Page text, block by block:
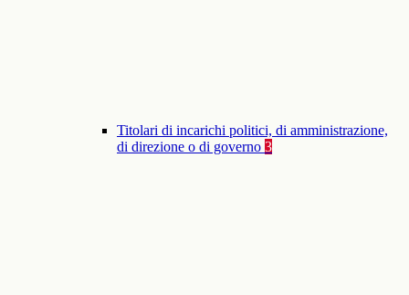
Titolari di incarichi politici, di amministrazione,
di direzione o di governo 3